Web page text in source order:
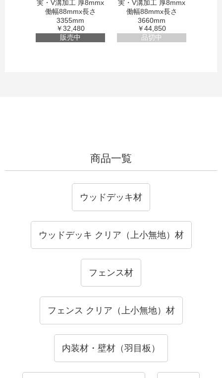
実・V溝加工 厚8mmx
働幅88mmx長さ
3355mm
￥32,480
販売中
実・V溝加工 厚8mmx
働幅88mmx長さ
3660mm
￥44,850
品切中
商品一覧
ウッドデッキ材
ウッドデッキ クリア（上小無地）材
フェンス材
フェンス クリア（上小無地）材
内装材・壁材（羽目板）